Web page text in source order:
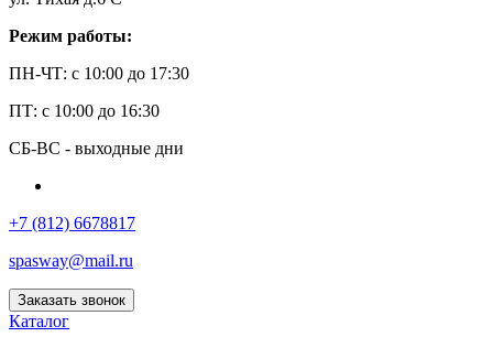
Режим работы:
ПН-ЧТ: с 10:00 до 17:30
ПТ: с 10:00 до 16:30
СБ-ВС - выходные дни
+7 (812) 6678817
spasway@mail.ru
Заказать звонок
Каталог